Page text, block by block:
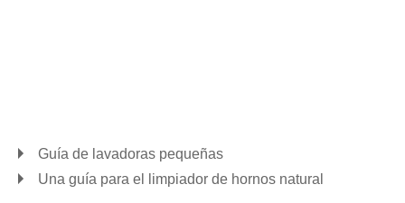
Guía de lavadoras pequeñas
Una guía para el limpiador de hornos natural